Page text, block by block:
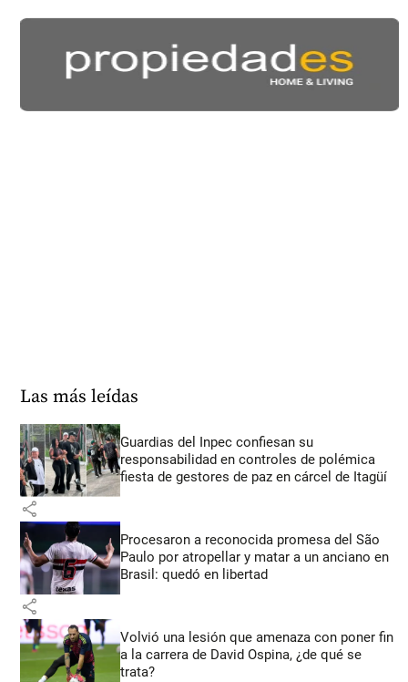
Las más leídas
Guardias del Inpec confiesan su
responsabilidad en controles de polémica
fiesta de gestores de paz en cárcel de Itagüí
share
Procesaron a reconocida promesa del São
Paulo por atropellar y matar a un anciano en
Brasil: quedó en libertad
share
Volvió una lesión que amenaza con poner fin
a la carrera de David Ospina, ¿de qué se
trata?